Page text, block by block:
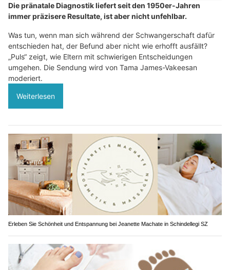
Die pränatale Diagnostik liefert seit den 1950er-Jahren
immer präzisere Resultate, ist aber nicht unfehlbar.
Was tun, wenn man sich während der Schwangerschaft dafür
entschieden hat, der Befund aber nicht wie erhofft ausfällt?
„Puls“ zeigt, wie Eltern mit schwierigen Entscheidungen
umgehen. Die Sendung wird von Tama James-Vakeesan
moderiert.
Weiterlesen
Erleben Sie Schönheit und Entspannung bei Jeanette Machate in Schindellegi SZ